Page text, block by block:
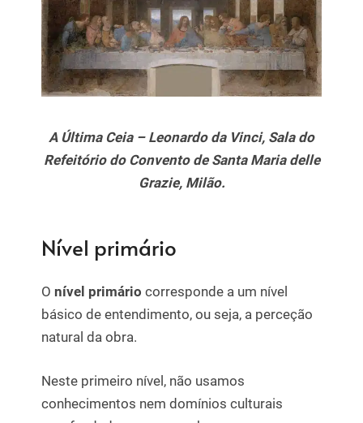
A Última Ceia – Leonardo da Vinci, Sala do
Refeitório do Convento de Santa Maria delle
Grazie, Milão.
Nível primário
O nível primário corresponde a um nível
básico de entendimento, ou seja, a perceção
natural da obra.
Neste primeiro nível, não usamos
conhecimentos nem domínios culturais